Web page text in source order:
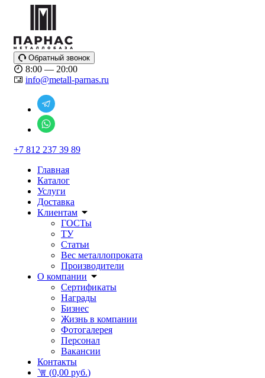
Обратный звонок
8:00 — 20:00
info@metall-parnas.ru
+7 812 237 39 89
Главная
Каталог
Услуги
Доставка
Клиентам
ГОСТы
ТУ
Статьи
Вес металлопроката
Производители
О компании
Сертификаты
Награды
Бизнес
Жизнь в компании
Фотогалерея
Персонал
Вакансии
Контакты
(0,00 руб.)